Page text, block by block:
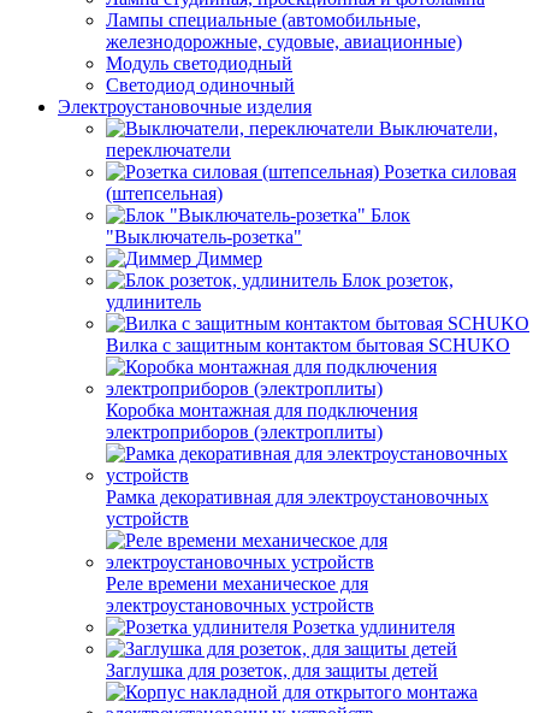
Лампы специальные (автомобильные,
железнодорожные, судовые, авиационные)
Модуль светодиодный
Светодиод одиночный
Электроустановочные изделия
Выключатели,
переключатели
Розетка силовая
(штепсельная)
Блок
"Выключатель-розетка"
Диммер
Блок розеток,
удлинитель
Вилка с защитным контактом бытовая SCHUKO
Коробка монтажная для подключения
электроприборов (электроплиты)
Рамка декоративная для электроустановочных
устройств
Реле времени механическое для
электроустановочных устройств
Розетка удлинителя
Заглушка для розеток, для защиты детей